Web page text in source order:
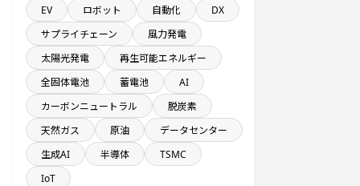
発電設備の導入を含む物流施設プロ
ジェクト
直近3か月以内に稼働プロジェクト
完成から約5年経過プロジェクト
1億円以上のソフトウェア投資する設
備新設計画
EV ロボット 自動化
DX
サプライチェーン
風力発電
太陽光発電
再生可能エネルギー
全固体電池
蓄電池
AI
カーボンニュートラル
脱炭素
天然ガス
原油
データセンター
生成AI
半導体
TSMC
IoT